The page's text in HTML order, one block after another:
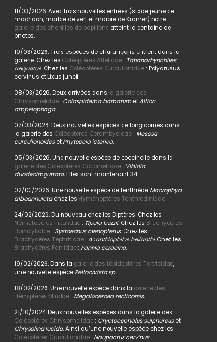
11/03/2026. Avec trois nouvelles entrées (stade jeune de
machaon, marbré de vert et marbré de Kramer) notre
galerie des chenilles de papillons atteint la centaine de
photos.
10/03/2026. Trois espèces de charançons entrent dans la
galerie. Chez les Coléoptères Attelidae: Tatianarhynchites
aequatus. Chez les Coléoptères Curculionidae: Polydrusus
cervinus et Lixus juncii.
08/03/2026. Deux arrivées dans la galerie des
Chrysomelidae: Colaspidema barbarumetAltica
ampelophaga.
07/03/2026. Deux nouvelles espèces de longicornes dans
la galerie des Coléoptères Cerambycidae: Mesosa
curculionoideset Phytoecia icterica.
05/03/2026. Une nouvelle espèce de coccinelle dans la
galerie des Coléoptères Coccinellidae: Vibidia
duodecimguttata.Elles sont maintenant 34.
02/03/2026. Une nouvelle espèce de tenthrède Macrophya
alboannulatachez les Hyménoptères Tenthredinidae.
24/02/2026. Du nouveau chez les Diptères. Chez les
Nématocères Tipulidae: Tipula bezzii. Chez les Brachycères
Bombyliidae: Systoechus ctenopterus. Chez les
Brachycères Tephritidae: Acanthiophilus helianthi. Chez les
Brachycères Faniidae: Fannia coracina.
19/02/2026. Dans la galerie des Lépidoptères Tortricidae,
une nouvelle espèce Peltochrista sp.
18/02/2026. Une nouvelle espèce dans la galerie des
Hémiptères Miridae: Megaloceroea recticornis.
21/10/2024. Deux nouvelles espèces dans la galerie des
Coléoptères Chrysomelidae: Cryptocephalus sulphureuset
Chrysolina lucida. Ainsi qu’une nouvelle espèce chez les
Coléoptères Curculionidae : Naupactus cervinus.